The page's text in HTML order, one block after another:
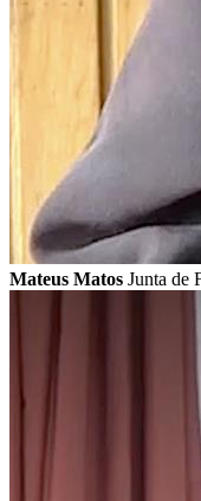
Mateus Matos Junta de